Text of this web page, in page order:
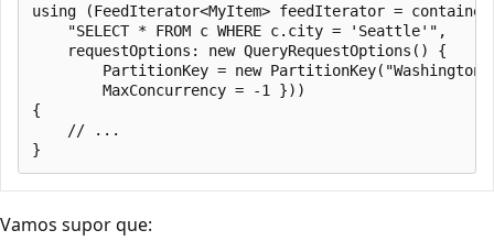
using (FeedIterator<MyItem> feedIterator =
    "SELECT * FROM c WHERE c.city = 'Seattle'",
    requestOptions: new QueryRequestOptions() {
PartitionKey = new
        MaxConcurrency = -1 }))
{
    // ...
Vamos supor que: